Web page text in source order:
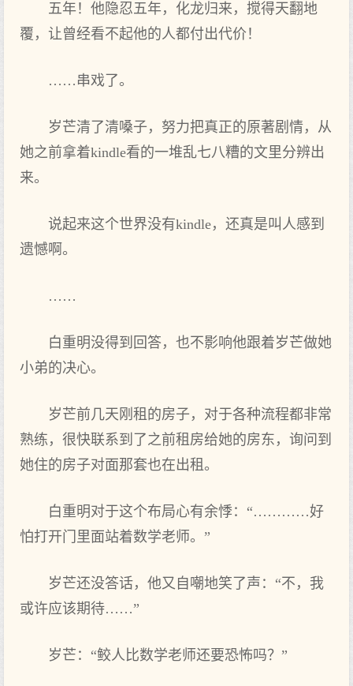
五年！他隐忍五年，化龙归来，搅得天翻地
覆，让曾经看不起他的人都付出代价！
……串戏了。
岁芒清了清嗓子，努力把真正的原著剧情，从
她之前拿着kindle看的一堆乱七八糟的文里分辨出
来。
说起来这个世界没有kindle，还真是叫人感到
遗憾啊。
……
白重明没得到回答，也不影响他跟着岁芒做她
小弟的决心。
岁芒前几天刚租的房子，对于各种流程都非常
熟练，很快联系到了之前租房给她的房东，询问到
她住的房子对面那套也在出租。
白重明对于这个布局心有余悸：“…………好
怕打开门里面站着数学老师。”
岁芒还没答话，他又自嘲地笑了声：“不，我
或许应该期待……”
岁芒：“鲛人比数学老师还要恐怖吗？”